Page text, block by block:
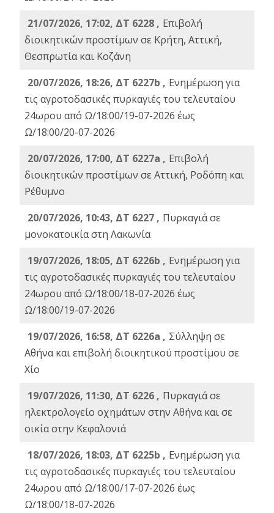
21/07/2026, 17:02, ΔΤ 6228 , Επιβολή
διοικητικών προστίμων σε Κρήτη, Αττική,
Θεσπρωτία και Κοζάνη
20/07/2026, 18:26, ΔΤ 6227b , Ενημέρωση για
τις αγροτοδασικές πυρκαγιές του τελευταίου
24ωρου από Ω/18:00/19-07-2026 έως
Ω/18:00/20-07-2026
20/07/2026, 17:00, ΔΤ 6227a , Επιβολή
διοικητικών προστίμων σε Αττική, Ροδόπη και
Ρέθυμνο
20/07/2026, 10:43, ΔΤ 6227 , Πυρκαγιά σε
μονοκατοικία στη Λακωνία
19/07/2026, 18:05, ΔΤ 6226b , Ενημέρωση για
τις αγροτοδασικές πυρκαγιές του τελευταίου
24ωρου από Ω/18:00/18-07-2026 έως
Ω/18:00/19-07-2026
19/07/2026, 16:58, ΔΤ 6226a , Σύλληψη σε
Αθήνα και επιβολή διοικητικού προστίμου σε
Χίο
19/07/2026, 11:30, ΔΤ 6226 , Πυρκαγιά σε
ηλεκτρολογείο οχημάτων στην Αθήνα και σε
οικία στην Κεφαλονιά
18/07/2026, 18:03, ΔΤ 6225b , Ενημέρωση για
τις αγροτοδασικές πυρκαγιές του τελευταίου
24ωρου από Ω/18:00/17-07-2026 έως
Ω/18:00/18-07-2026